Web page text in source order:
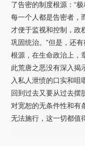
了告密的制度根源：“
每一个人都是告密者，
才便于监视和控制，政
巩固统治。”但是，还
根源，在生命政治上，
此荒唐之恶没有深入揭
入私人泄愤的口实和咀
回到过去又要从过去摆
对宽恕的无条件性和有
无法施行，这一切都值